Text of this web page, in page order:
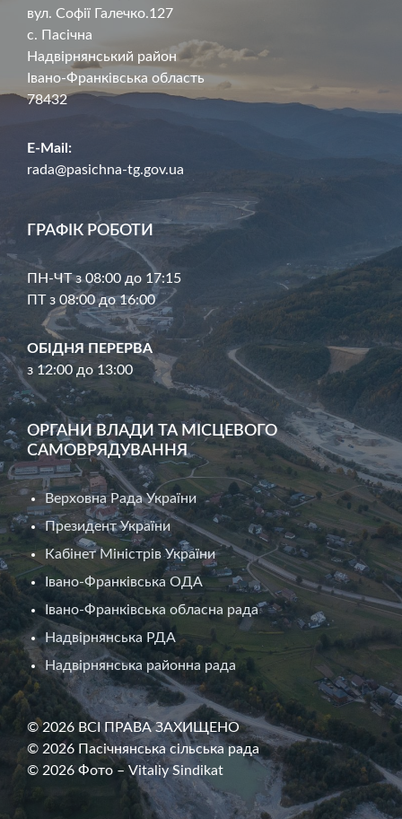
вул. Софії Галечко.127
с. Пасічна
Надвірнянський район
Івано-Франківська область
78432
E-Mail:
rada@pasichna-tg.gov.ua
ГРАФІК РОБОТИ
ПН-ЧТ з 08:00 до 17:15
ПТ з 08:00 до 16:00
ОБІДНЯ ПЕРЕРВА
з 12:00 до 13:00
ОРГАНИ ВЛАДИ ТА МІСЦЕВОГО
САМОВРЯДУВАННЯ
Верховна Рада України
Президент України
Кабінет Міністрів України
Івано-Франківська ОДА
Івано-Франківська обласна рада
Надвірнянська РДА
Надвірнянська районна рада
© 2026 ВСІ ПРАВА ЗАХИЩЕНО
© 2026 Пасічнянська сільська рада
© 2026 Фото – Vitaliy Sindikat